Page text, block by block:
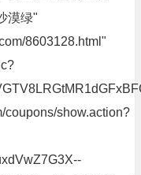
漠绿"
8603128.html"
coupons/show.action?